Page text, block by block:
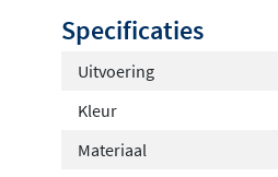
Specificaties
Uitvoering
Kleur
Materiaal